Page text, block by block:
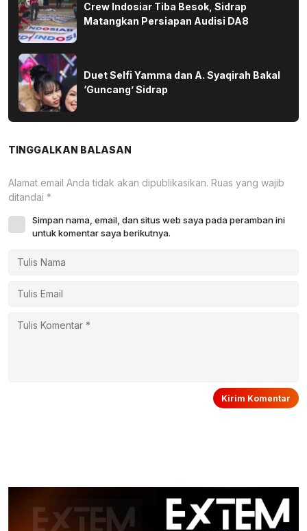
Crew Indosiar Tiba Besok, Sidrap
Matangkan Persiapan Audisi DA8
Duet Selfi Yamma dan A. Syaqirah Bakal
‘Guncang’ Sidrap
TINGGALKAN BALASAN
Alamat email Anda tidak akan dipublikasikan. Ruas yang wajib
ditandai *
Simpan nama, email, dan situs web saya pada peramban ini
untuk komentar saya berikutnya.